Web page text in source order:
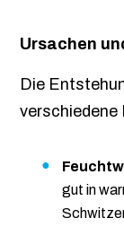
Ursachen
Die
gut in